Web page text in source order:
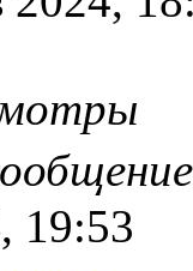
19:53